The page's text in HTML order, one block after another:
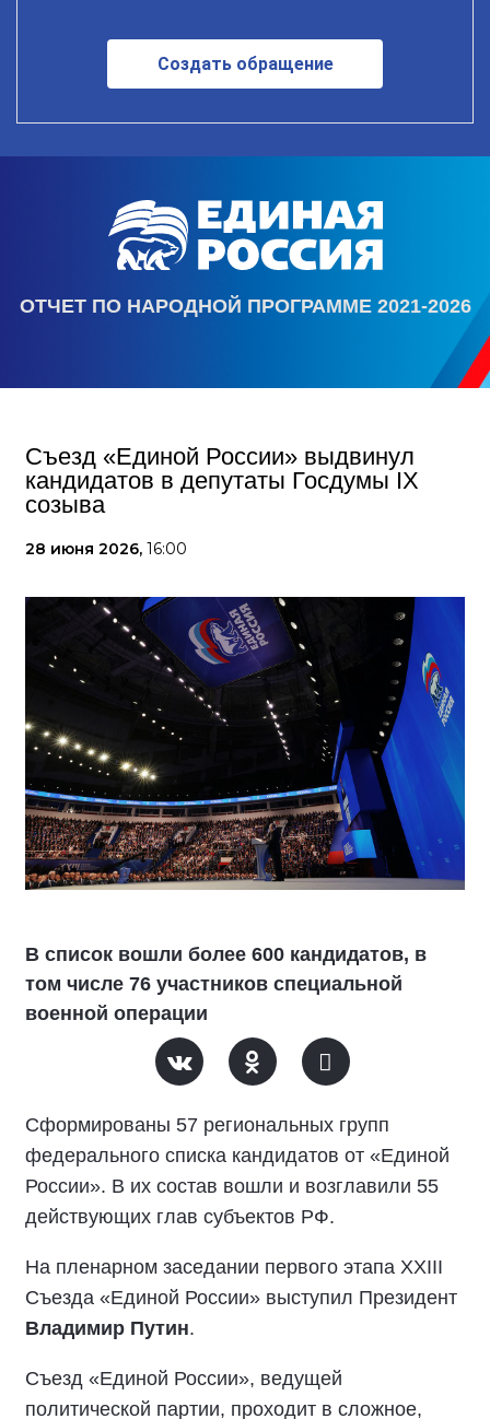
Создать обращение
ОТЧЕТ ПО НАРОДНОЙ ПРОГРАММЕ 2021-2026
Съезд «Единой России» выдвинул
кандидатов в депутаты Госдумы IX
созыва
28 июня 2026, 16:00
В список вошли более 600 кандидатов, в
том числе 76 участников специальной
военной операции
Сформированы 57 региональных групп
федерального списка кандидатов от «Единой
России». В их состав вошли и возглавили 55
действующих глав субъектов РФ.
На пленарном заседании первого этапа XXIII
Съезда «Единой России» выступил Президент
Владимир Путин.
Съезд «Единой России», ведущей
политической партии, проходит в сложное,